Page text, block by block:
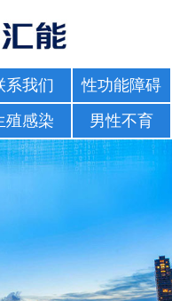
系我们
性功能障碍
殖感染 男性不育